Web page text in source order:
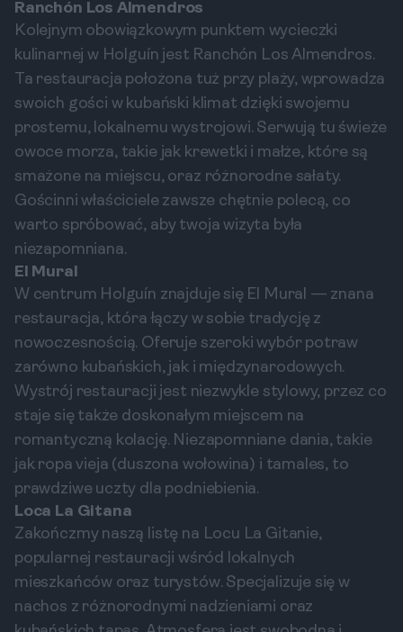
Ranchón Los Almendros
Kolejnym obowiązkowym punktem wycieczki
kulinarnej w Holguín jest Ranchón Los Almendros.
Ta restauracja położona tuż przy plaży, wprowadza
swoich gości w kubański klimat dzięki swojemu
prostemu, lokalnemu wystrojowi. Serwują tu świeże
owoce morza, takie jak krewetki i małże, które są
smażone na miejscu, oraz różnorodne sałaty.
Gościnni właściciele zawsze chętnie polecą, co
warto spróbować, aby twoja wizyta była
niezapomniana.
El Mural
W centrum Holguín znajduje się El Mural — znana
restauracja, która łączy w sobie tradycję z
nowoczesnością. Oferuje szeroki wybór potraw
zarówno kubańskich, jak i międzynarodowych.
Wystrój restauracji jest niezwykle stylowy, przez co
staje się także doskonałym miejscem na
romantyczną kolację. Niezapomniane dania, takie
jak ropa vieja (duszona wołowina) i tamales, to
prawdziwe uczty dla podniebienia.
Loca La Gitana
Zakończmy naszą listę na Locu La Gitanie,
popularnej restauracji wśród lokalnych
mieszkańców oraz turystów. Specjalizuje się w
nachos z różnorodnymi nadzieniami oraz